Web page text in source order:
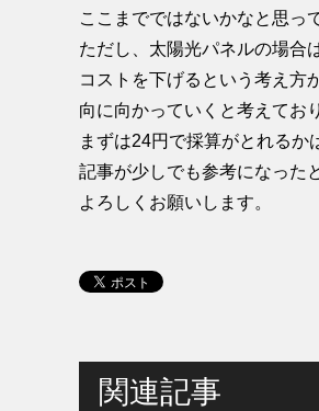
ここまでではないかなと思っ
ただし、太陽光パネルの場合
コストを下げるという考え方
向に向かっていくと考えてお
まずは24円で採算がとれるか
記事が少しでも参考になった
よろしくお願いします。
関連記事